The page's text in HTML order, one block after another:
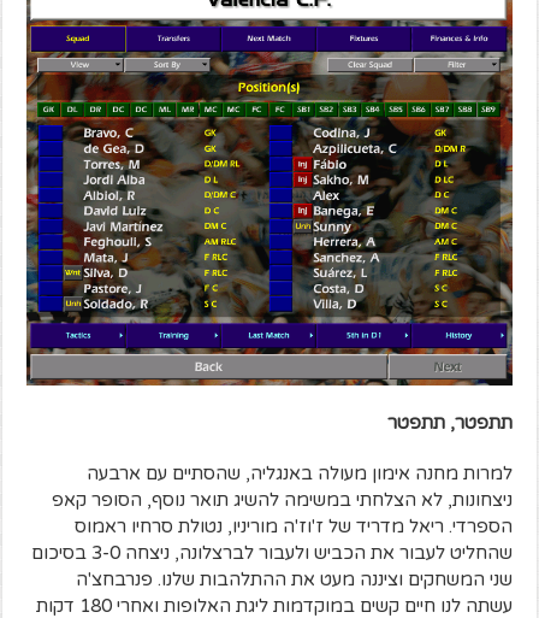
תתפטר, תתפטר
למרות מחנה אימון מעולה באנגליה, שהסתיים עם ארבעה
ניצחונות, לא הצלחתי במשימה להשיג תואר נוסף, הסופר קאפ
הספרדי. ריאל מדריד של ז'וז'ה מוריניו, נטולת סרחיו ראמוס
שהחליט לעבור את הכביש ולעבור לברצלונה, ניצחה 3-0 בסיכום
שני המשחקים וציננה מעט את ההתלהבות שלנו. פנרבחצ'ה
עשתה לנו חיים קשים במוקדמות ליגת האלופות ואחרי 180 דקות